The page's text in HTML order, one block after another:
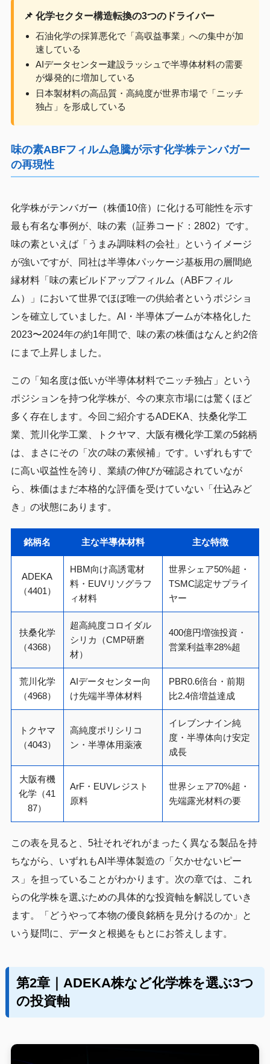
📌 化学セクター構造転換の3つのドライバー
石油化学の採算悪化で「高収益事業」への集中が加
速している
AIデータセンター建設ラッシュで半導体材料の需要
が爆発的に増加している
日本製材料の高品質・高純度が世界市場で「ニッチ
独占」を形成している
味の素ABFフィルム急騰が示す化学株テンバガー
の再現性
化学株がテンバガー（株価10倍）に化ける可能性を示す
最も有名な事例が、味の素（証券コード：2802）です。
味の素といえば「うまみ調味料の会社」というイメージ
が強いですが、同社は半導体パッケージ基板用の層間絶
縁材料「味の素ビルドアップフィルム（ABFフィル
ム）」において世界でほぼ唯一の供給者というポジショ
ンを確立していました。AI・半導体ブームが本格化した
2023〜2024年の約1年間で、味の素の株価はなんと約2倍
にまで上昇しました。
この「知名度は低いが半導体材料でニッチ独占」という
ポジションを持つ化学株が、今の東京市場には驚くほど
多く存在します。今回ご紹介するADEKA、扶桑化学工
業、荒川化学工業、トクヤマ、大阪有機化学工業の5銘柄
は、まさにその「次の味の素候補」です。いずれもすで
に高い収益性を誇り、業績の伸びが確認されていなが
ら、株価はまだ本格的な評価を受けていない「仕込みど
き」の状態にあります。
銘柄名 主な半導体材料 主な特徴
ADEKA
（4401）
HBM向け高誘電材
料・EUVリソグラフ
ィ材料
世界シェア50%超・
TSMC認定サプライ
ヤー
扶桑化学
（4368）
超高純度コロイダル
シリカ（CMP研磨
材）
400億円増強投資・
営業利益率28%超
荒川化学
（4968）
AIデータセンター向
け先端半導体材料
PBR0.6倍台・前期
比2.4倍増益達成
トクヤマ
（4043）
高純度ポリシリコ
ン・半導体用薬液
イレブンナイン純
度・半導体向け安定
成長
大阪有機
化学（41
87）
ArF・EUVレジスト
原料
世界シェア70%超・
先端露光材料の要
この表を見ると、5社それぞれがまったく異なる製品を持
ちながら、いずれもAI半導体製造の「欠かせないピー
ス」を担っていることがわかります。次の章では、これ
らの化学株を選ぶための具体的な投資軸を解説していき
ます。「どうやって本物の優良銘柄を見分けるのか」と
いう疑問に、データと根拠をもとにお答えします。
第2章｜ADEKA株など化学株を選ぶ3つ
の投資軸